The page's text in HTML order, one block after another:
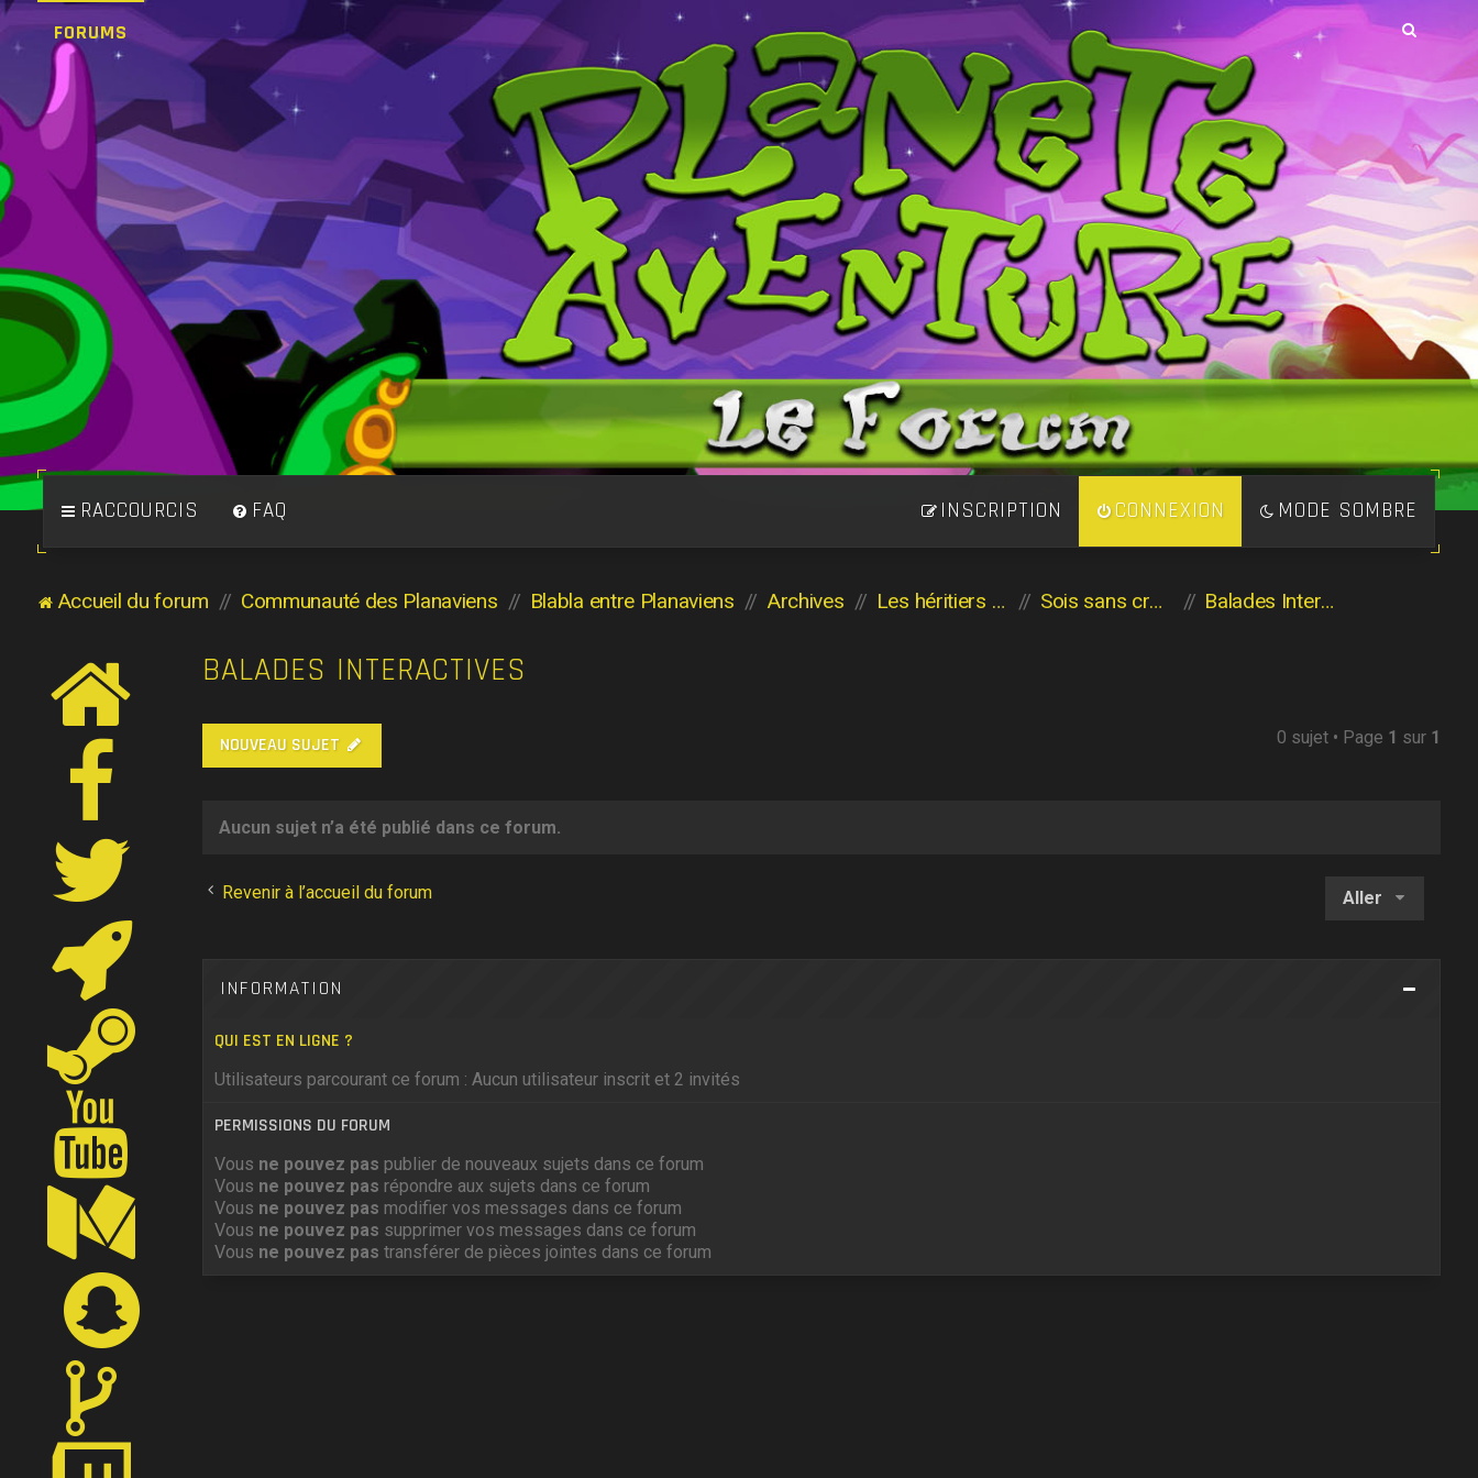
FORUMS
RACCOURCIS MODE SOMBRE
FAQ CONNEXION
INSCRIPTION
Accueil du forum Communauté des Planaviens Blabla entre Planaviens Archives Les héritiers de l'Aventure Sois sans crainte Balades Interactives
BALADES INTERACTIVES
NOUVEAU SUJET 0 sujet • Page 1 sur 1
Aucun sujet n’a été publié dans ce forum.
Revenir à l’accueil du forum Aller
INFORMATION
QUI EST EN LIGNE ?
Utilisateurs parcourant ce forum : Aucun utilisateur inscrit et 2 invités
PERMISSIONS DU FORUM
Vous ne pouvez pas publier de nouveaux sujets dans ce forum
Vous ne pouvez pas répondre aux sujets dans ce forum
Vous ne pouvez pas modifier vos messages dans ce forum
Vous ne pouvez pas supprimer vos messages dans ce forum
Vous ne pouvez pas transférer de pièces jointes dans ce forum